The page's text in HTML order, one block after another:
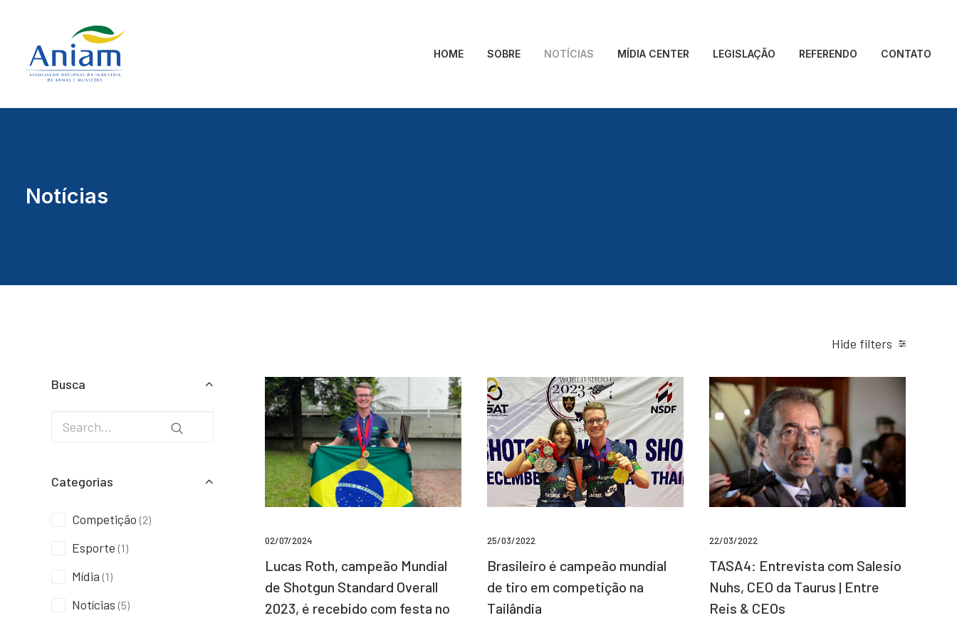
HOME SOBRE NOTÍCIAS MÍDIA CENTER LEGISLAÇÃO REFERENDO CONTATO
Notícias
Hide filters
Busca
Categorias
Competição (2)
Esporte (1)
Mídia (1)
Notícias (5)
02/07/2024
Lucas Roth, campeão Mundial
de Shotgun Standard Overall
2023, é recebido com festa no
25/03/2022
Brasileiro é campeão mundial
de tiro em competição na
Tailândia
22/03/2022
TASA4: Entrevista com Salesio
Nuhs, CEO da Taurus | Entre
Reis & CEOs